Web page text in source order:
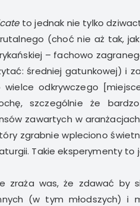
to jednak nie tylko
(choć nie aż tak,
– fachowo
średniej gatunkowej) i
odkrywczego
szczególnie że
zawartych w
zgrabnie wpleciono
Takie eksperymenty to
zraża was, że zdawać by
(w tym młodszych) i